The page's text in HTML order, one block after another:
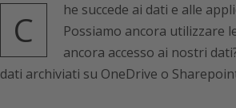
C
he succede ai dati e alle
Possiamo ancora utilizzare
ancora accesso ai nostri
dati archiviati su OneDrive o